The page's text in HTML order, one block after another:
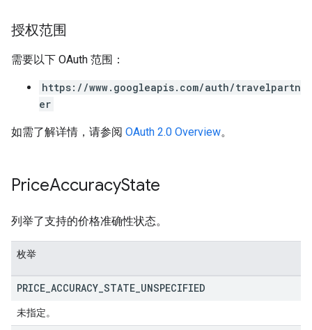
授权范围
需要以下 OAuth 范围：
https://www.googleapis.com/auth/travelpartn
er
如需了解详情，请参阅 OAuth 2.0 Overview。
PriceAccuracyState
列举了支持的价格准确性状态。
枚举
PRICE ACCURACY STATE UNSPECIFIED
未指定。